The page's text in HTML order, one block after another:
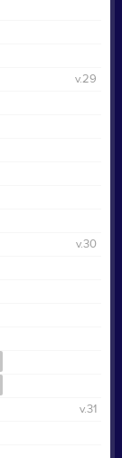
v.29
v.30
v.31